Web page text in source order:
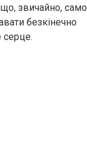
що, звичайно, само
безкінечно
сеpце.